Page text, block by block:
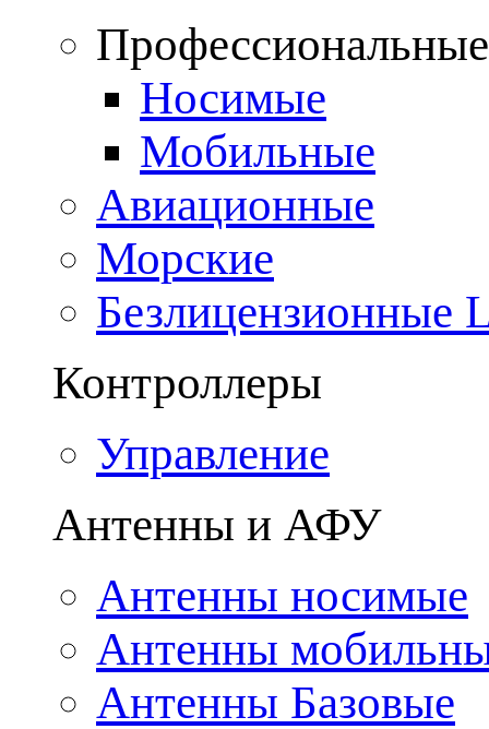
Носимые
Мобильные
Авиационные
Морские
Безлицензионные
Контроллеры
Управление
Антенны и АФУ
Антенны носимые
Антенны
Антенны Базовые